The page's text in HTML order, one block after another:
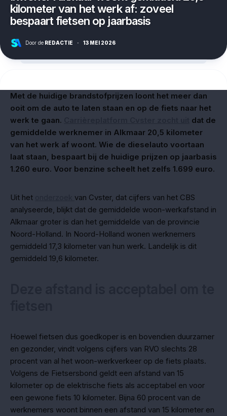
kilometer van het werk af: zoveel
bespaart fietsen op jaarbasis
Door de REDACTIE · 13 MEI 2026
Met de huidige brandstofprijzen loont het meer dan
ooit om de auto te laten staan en op de fiets naar het
werk te gaan.
dat de
gemiddelde werknemer in Alkmaar 20,5 kilometer
van het werk af woont. Wie de dieselauto voortaan
laat staan, bespaart bij de huidige prijzen op jaarbasis
1.260 euro. Voor benzine scheelt het zelfs 1.699 euro.
Uit het
van Cvster, dat cijfers van het CBS
analyseerde, blijkt dat de gemiddelde woon-werkafstand in
Alkmaar groter is dan het gemiddelde van de provincie
Noord-Holland. In Noord-Holland wonen werknemers
gemiddeld 17,3 kilometer van hun werk. Landelijk is dit
gemiddeld 19,6 kilometer.
Hoewel fietsen dus goedkoper is en bovendien duurzamer
en gezonder, vindt volgens cijfers van RVO slechts 28
procent van al het woon-werkverkeer op de fiets plaats.
Volgens de Fietsersbond geldt een afstand van 15
kilometer op de elektrische fiets als acceptabel en voor
een gewone fiets 10 kilometer. Bijna 60 procent van de
werknemers woont binnen een afstand van 15 kilometer en